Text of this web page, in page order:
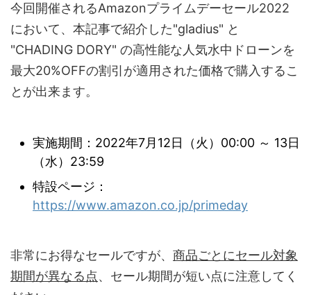
今回開催されるAmazonプライムデーセール2022
において、本記事で紹介した"gladius" と
"CHADING DORY" の高性能な人気水中ドローンを
最大20%OFFの割引が適用された価格で購入するこ
とが出来ます。
実施期間： 2022年7月12日（火）00:00 ～ 13日
（水）23:59
特設ページ：
https://www.amazon.co.jp/primeday
非常にお得なセールですが、 商品ごとにセール対象
期間が異なる点、セール期間が短い点に注意してく